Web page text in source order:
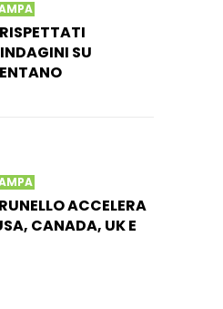
SU
ACCELERA
CANADA, UK E